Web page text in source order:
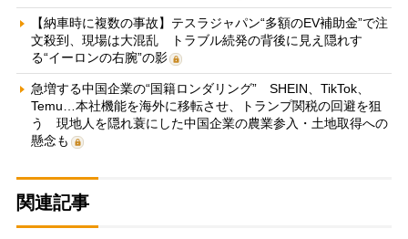
【納車時に複数の事故】テスラジャパン“多額のEV補助金”で注
文殺到、現場は大混乱 トラブル続発の背後に見え隠れす
る“イーロンの右腕”の影
急増する中国企業の“国籍ロンダリング” SHEIN、TikTok、
Temu…本社機能を海外に移転させ、トランプ関税の回避を狙
う 現地人を隠れ蓑にした中国企業の農業参入・土地取得への
懸念も
関連記事